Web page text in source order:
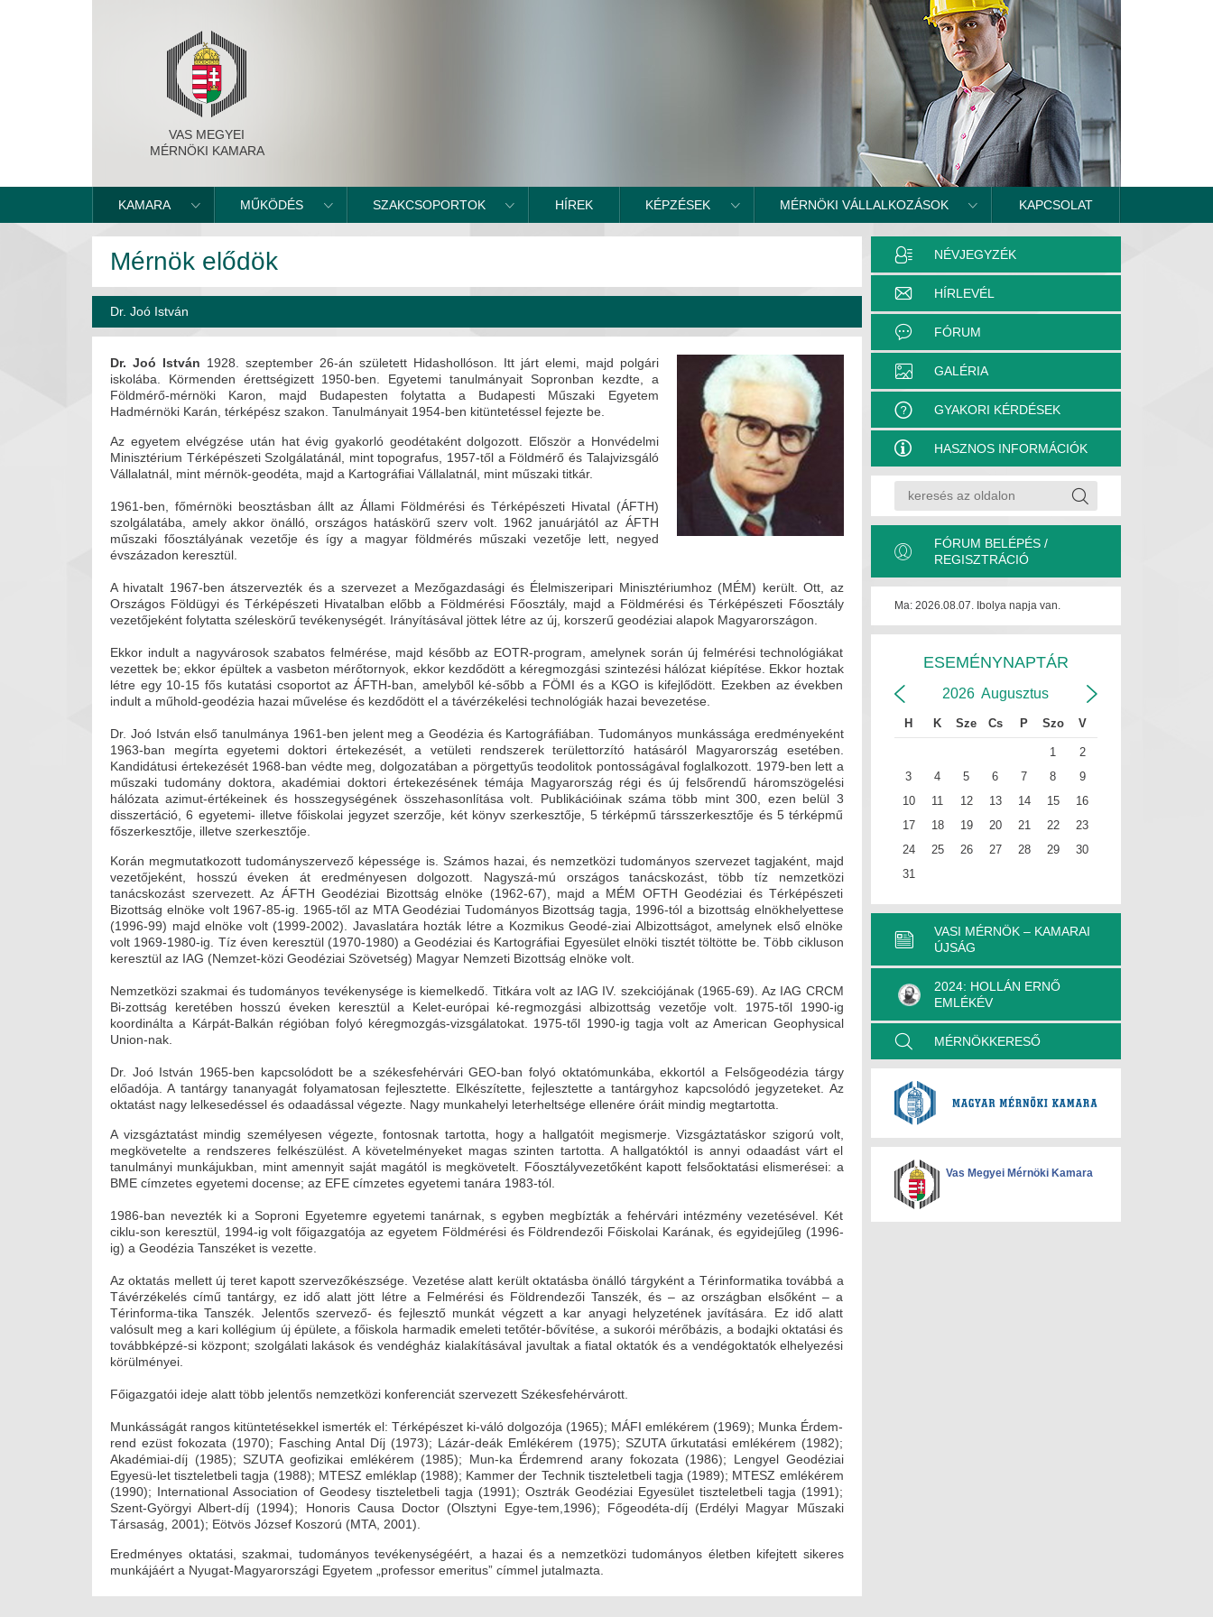
VAS MEGYEI
MÉRNÖKI KAMARA
KAMARA MŰKÖDÉS SZAKCSOPORTOK HÍREK KÉPZÉSEK MÉRNÖKI VÁLLALKOZÁSOK KAPCSOLAT
Mérnök elődök
Dr. Joó István
Dr. Joó István 1928. szeptember 26-án született Hidashollóson. Itt járt elemi, majd polgári
iskolába. Körmenden érettségizett 1950-ben. Egyetemi tanulmányait Sopronban kezdte, a
Földmérő-mérnöki Karon, majd Budapesten folytatta a Budapesti Műszaki Egyetem
Hadmérnöki Karán, térképész szakon. Tanulmányait 1954-ben kitüntetéssel fejezte be.
Az egyetem elvégzése után hat évig gyakorló geodétaként dolgozott. Először a Honvédelmi
Minisztérium Térképészeti Szolgálatánál, mint topografus, 1957-től a Földmérő és Talajvizsgáló
Vállalatnál, mint mérnök-geodéta, majd a Kartográfiai Vállalatnál, mint műszaki titkár.
1961-ben, főmérnöki beosztásban állt az Állami Földmérési és Térképészeti Hivatal (ÁFTH)
szolgálatába, amely akkor önálló, országos hatáskörű szerv volt. 1962 januárjától az ÁFTH
műszaki főosztályának vezetője és így a magyar földmérés műszaki vezetője lett, negyed
évszázadon keresztül.
A hivatalt 1967-ben átszervezték és a szervezet a Mezőgazdasági és Élelmiszeripari Minisztériumhoz (MÉM) került. Ott, az
Országos Földügyi és Térképészeti Hivatalban előbb a Földmérési Főosztály, majd a Földmérési és Térképészeti Főosztály
vezetőjeként folytatta széleskörű tevékenységét. Irányításával jöttek létre az új, korszerű geodéziai alapok Magyarországon.
Ekkor indult a nagyvárosok szabatos felmérése, majd később az EOTR-program, amelynek során új felmérési technológiákat
vezettek be; ekkor épültek a vasbeton mérőtornyok, ekkor kezdődött a kéregmozgási szintezési hálózat kiépítése. Ekkor hoztak
létre egy 10-15 fős kutatási csoportot az ÁFTH-ban, amelyből ké-sőbb a FÖMI és a KGO is kifejlődött. Ezekben az években
indult a műhold-geodézia hazai művelése és kezdődött el a távérzékelési technológiák hazai bevezetése.
Dr. Joó István első tanulmánya 1961-ben jelent meg a Geodézia és Kartográfiában. Tudományos munkássága eredményeként
1963-ban megírta egyetemi doktori értekezését, a vetületi rendszerek területtorzító hatásáról Magyarország esetében.
Kandidátusi értekezését 1968-ban védte meg, dolgozatában a pörgettyűs teodolitok pontosságával foglalkozott. 1979-ben lett a
műszaki tudomány doktora, akadémiai doktori értekezésének témája Magyarország régi és új felsőrendű háromszögelési
hálózata azimut-értékeinek és hosszegységének összehasonlítása volt. Publikációinak száma több mint 300, ezen belül 3
disszertáció, 6 egyetemi- illetve főiskolai jegyzet szerzője, két könyv szerkesztője, 5 térképmű társszerkesztője és 5 térképmű
főszerkesztője, illetve szerkesztője.
Korán megmutatkozott tudományszervező képessége is. Számos hazai, és nemzetközi tudományos szervezet tagjaként, majd
vezetőjeként, hosszú éveken át eredményesen dolgozott. Nagyszá-mú országos tanácskozást, több tíz nemzetközi
tanácskozást szervezett. Az ÁFTH Geodéziai Bizottság elnöke (1962-67), majd a MÉM OFTH Geodéziai és Térképészeti
Bizottság elnöke volt 1967-85-ig. 1965-től az MTA Geodéziai Tudományos Bizottság tagja, 1996-tól a bizottság elnökhelyettese
(1996-99) majd elnöke volt (1999-2002). Javaslatára hozták létre a Kozmikus Geodé-ziai Albizottságot, amelynek első elnöke
volt 1969-1980-ig. Tíz éven keresztül (1970-1980) a Geodéziai és Kartográfiai Egyesület elnöki tisztét töltötte be. Több cikluson
keresztül az IAG (Nemzet-közi Geodéziai Szövetség) Magyar Nemzeti Bizottság elnöke volt.
Nemzetközi szakmai és tudományos tevékenysége is kiemelkedő. Titkára volt az IAG IV. szekciójának (1965-69). Az IAG CRCM
Bi-zottság keretében hosszú éveken keresztül a Kelet-európai ké-regmozgási albizottság vezetője volt. 1975-től 1990-ig
koordinálta a Kárpát-Balkán régióban folyó kéregmozgás-vizsgálatokat. 1975-től 1990-ig tagja volt az American Geophysical
Union-nak.
Dr. Joó István 1965-ben kapcsolódott be a székesfehérvári GEO-ban folyó oktatómunkába, ekkortól a Felsőgeodézia tárgy
előadója. A tantárgy tananyagát folyamatosan fejlesztette. Elkészítette, fejlesztette a tantárgyhoz kapcsolódó jegyzeteket. Az
oktatást nagy lelkesedéssel és odaadással végezte. Nagy munkahelyi leterheltsége ellenére óráit mindig megtartotta.
A vizsgáztatást mindig személyesen végezte, fontosnak tartotta, hogy a hallgatóit megismerje. Vizsgáztatáskor szigorú volt,
megkövetelte a rendszeres felkészülést. A követelményeket magas szinten tartotta. A hallgatóktól is annyi odaadást várt el
tanulmányi munkájukban, mint amennyit saját magától is megkövetelt. Főosztályvezetőként kapott felsőoktatási elismerései: a
BME címzetes egyetemi docense; az EFE címzetes egyetemi tanára 1983-tól.
1986-ban nevezték ki a Soproni Egyetemre egyetemi tanárnak, s egyben megbízták a fehérvári intézmény vezetésével. Két
ciklu-son keresztül, 1994-ig volt főigazgatója az egyetem Földmérési és Földrendezői Főiskolai Karának, és egyidejűleg (1996-
ig) a Geodézia Tanszéket is vezette.
Az oktatás mellett új teret kapott szervezőkészsége. Vezetése alatt került oktatásba önálló tárgyként a Térinformatika továbbá a
Távérzékelés című tantárgy, ez idő alatt jött létre a Felmérési és Földrendezői Tanszék, és – az országban elsőként – a
Térinforma-tika Tanszék. Jelentős szervező- és fejlesztő munkát végzett a kar anyagi helyzetének javítására. Ez idő alatt
valósult meg a kari kollégium új épülete, a főiskola harmadik emeleti tetőtér-bővítése, a sukorói mérőbázis, a bodajki oktatási és
továbbképzé-si központ; szolgálati lakások és vendégház kialakításával javultak a fiatal oktatók és a vendégoktatók elhelyezési
körülményei.
Főigazgatói ideje alatt több jelentős nemzetközi konferenciát szervezett Székesfehérvárott.
Munkásságát rangos kitüntetésekkel ismerték el: Térképészet ki-váló dolgozója (1965); MÁFI emlékérem (1969); Munka Érdem-
rend ezüst fokozata (1970); Fasching Antal Díj (1973); Lázár-deák Emlékérem (1975); SZUTA űrkutatási emlékérem (1982);
Akadémiai-díj (1985); SZUTA geofizikai emlékérem (1985); Mun-ka Érdemrend arany fokozata (1986); Lengyel Geodéziai
Egyesü-let tiszteletbeli tagja (1988); MTESZ emléklap (1988); Kammer der Technik tiszteletbeli tagja (1989); MTESZ emlékérem
(1990); International Association of Geodesy tiszteletbeli tagja (1991); Osztrák Geodéziai Egyesület tiszteletbeli tagja (1991);
Szent-Györgyi Albert-díj (1994); Honoris Causa Doctor (Olsztyni Egye-tem,1996); Főgeodéta-díj (Erdélyi Magyar Műszaki
Társaság, 2001); Eötvös József Koszorú (MTA, 2001).
Eredményes oktatási, szakmai, tudományos tevékenységéért, a hazai és a nemzetközi tudományos életben kifejtett sikeres
munkájáért a Nyugat-Magyarországi Egyetem „professor emeritus” címmel jutalmazta.
NÉVJEGYZÉK
HÍRLEVÉL
FÓRUM
GALÉRIA
GYAKORI KÉRDÉSEK
HASZNOS INFORMÁCIÓK
FÓRUM BELÉPÉS /
REGISZTRÁCIÓ
Ma: 2026.08.07. Ibolya napja van.
ESEMÉNYNAPTÁR
2026 Augusztus
H K Sze Cs P Szo V
1
2
3
4 5 6 7 8
9
10
11 12 13 14 15
16
17
18 19 20 21 22
23
24
25 26 27 28 29
30
31
VASI MÉRNÖK – KAMARAI
ÚJSÁG
2024: HOLLÁN ERNŐ
EMLÉKÉV
MÉRNÖKKERESŐ
Vas Megyei Mérnöki Kamara